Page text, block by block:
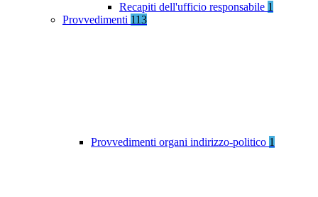
Recapiti dell'ufficio responsabile 1
Provvedimenti 113
Provvedimenti organi indirizzo-politico 1